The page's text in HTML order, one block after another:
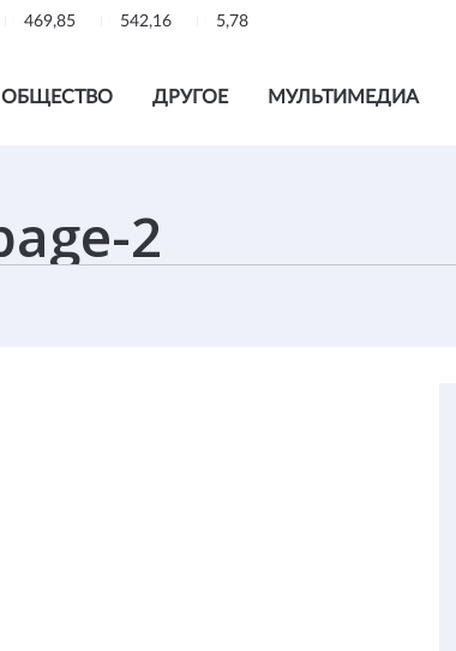
469,85 542,16 5,78
ОБЩЕСТВО ДРУГОЕ МУЛЬТИМЕДИА